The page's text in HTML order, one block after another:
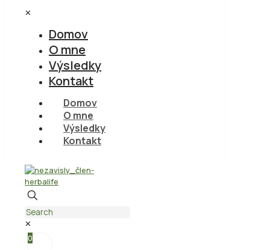
✕
Domov
O mne
Výsledky
Kontakt
Domov
O mne
Výsledky
Kontakt
✕
0